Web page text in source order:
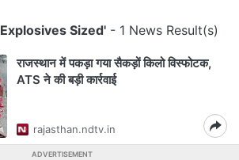
Sized' - 1 News Result(s)
राजस्थान में पकड़ा गया सैकड़ों किलो विस्फोटक,
ATS ने की बड़ी कार्रवाई
rajasthan.ndtv.in
ADVERTISEMENT